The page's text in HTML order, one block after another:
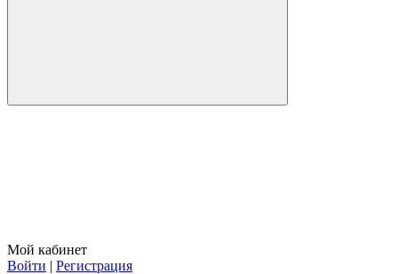
Мой кабинет
Войти | Регистрация